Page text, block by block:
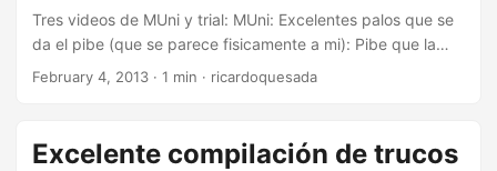
Tres videos de MUni y trial: MUni: Excelentes palos que se
da el pibe (que se parece fisicamente a mi): Pibe que la
tiene muy clara en trial: Pibe que domina el mono de 36": ...
February 4, 2013 · 1 min · ricardoquesada
Excelente compilación de trucos